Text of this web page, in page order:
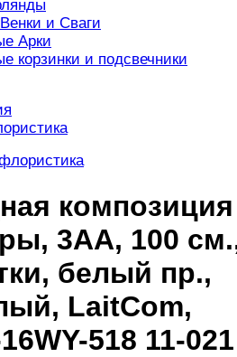
и Сваги
Арки
корзинки и подсвечники
композиция
3АА, 100
белый пр.,
LaitCom,
518 11-021